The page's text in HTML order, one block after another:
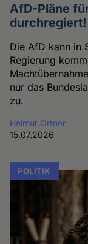
AfD-Pläne
durchregiert!
Die AfD kann in
Regierung
nur das
zu.
Helmut Ortner
15.07.2026
POLITIK